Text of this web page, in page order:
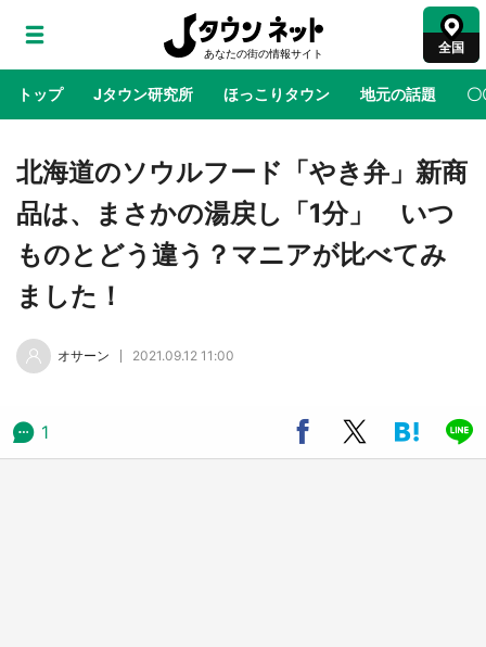
全国
トップ Jタウン研究所 ほっこりタウン 地元の話題 〇
地域×二次元 絶景 あの時はありがとう 物語がはじ
アニメ『はたらく細胞』と神奈川県の3度目コ
ラボ 作品の世界観通じて「小児がん」学べる
太郎グッズ買える 銀座・博品館TOY PARKへ
ラプラス・ダークネスが栃木県を征服！？ 県
公式プロモ動画で「聖地」が生産されてます
北海道のソウルフード「やき弁」新商
品は、まさかの湯戻し「1分」 いつ
ものとどう違う？マニアが比べてみ
ました！
オサーン 2021.09.12 11:00
1